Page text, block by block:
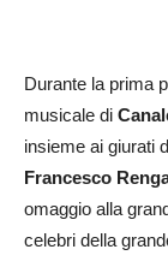
Durante la prima
musicale di
insieme ai giurati
Francesco
omaggio alla
celebri della